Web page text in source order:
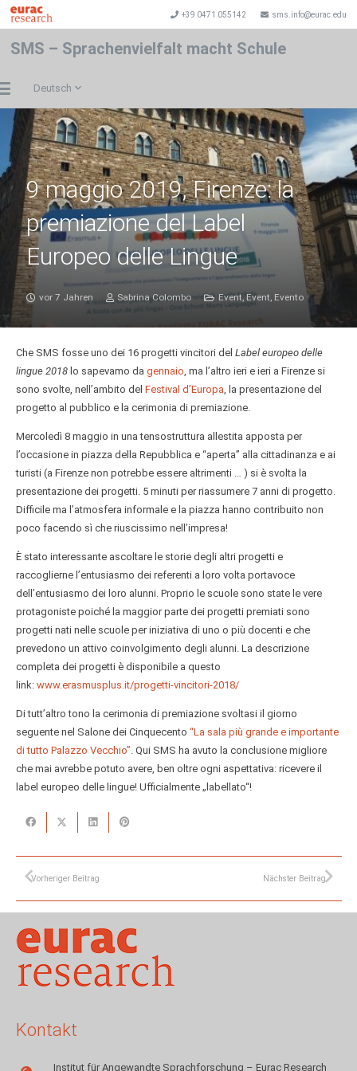
+39 0471 055142 sms.info@eurac.edu
SMS – Sprachenvielfalt macht Schule
Deutsch
9 maggio 2019, Firenze: la
premiazione del Label
Europeo delle Lingue
vor 7 Jahren Sabrina Colombo Event,Event, Evento
Che SMS fosse uno dei 16 progetti vincitori del Label europeo delle
lingue 2018lo sapevamo da gennaio , ma l’altro ieri e ieri a Firenze si
sono svolte, nell’ambito del Festival d’Europa , la presentazione del
progetto al pubblico e la cerimonia di premiazione.
Mercoledì 8 maggio in una tensostruttura allestita apposta per
l’occasione in piazza della Repubblica e “aperta” alla cittadinanza e ai
turisti (a Firenze non potrebbe essere altrimenti … ) si è svolta la
presentazione dei progetti. 5 minuti per riassumere 7 anni di progetto.
Difficile ma l’atmosfera informale e la piazza hanno contribuito non
poco facendo sì che riuscissimo nell’impresa!
È stato interessante ascoltare le storie degli altri progetti e
raccoglierne l’entusiasmo dei referenti a loro volta portavoce
dell’entusiasmo dei loro alunni. Proprio le scuole sono state le vere
protagoniste poiché la maggior parte dei progetti premiati sono
progetti nati nelle scuole per iniziativa di uno o più docenti e che
prevedono un attivo coinvolgimento degli alunni. La descrizione
completa dei progetti è disponibile a questo
link: www.erasmusplus.it/progetti-vincitori-2018/
Di tutt’altro tono la cerimonia di premiazione svoltasi il giorno
seguente nel Salone dei Cinquecento “La sala più grande e importante
di tutto Palazzo Vecchio” . Qui SMS ha avuto la conclusione migliore
che mai avrebbe potuto avere, ben oltre ogni aspettativa: ricevere il
label europeo delle lingue! Ufficialmente „labellato“!
Vorheriger Beitrag Nächster Beitrag
Kontakt
Institut für Angewandte Sprachforschung – Eurac Research